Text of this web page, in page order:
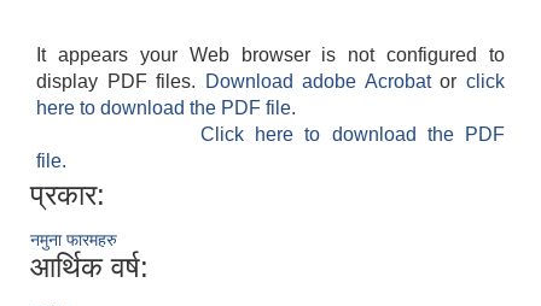
It appears your Web browser is not configured to
display PDF files.
Download adobe Acrobatorclick
here to download the PDF file.
Click here to download the PDF
file.
प्रकार:
नमुना फारमहरु
आर्थिक वर्ष: